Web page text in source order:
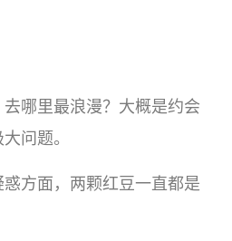
哪里最浪漫？大概是约会
问题。
方面，两颗红豆一直都是